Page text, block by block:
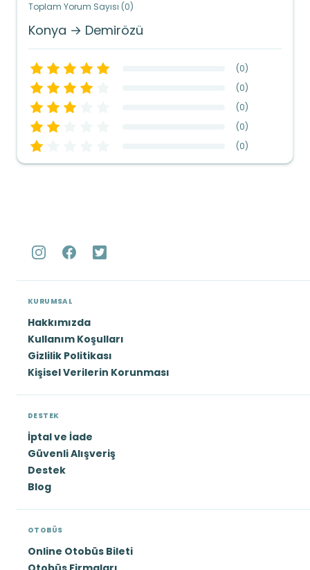
Toplam Yorum Sayısı (0)
Konya → Demirözü
(0)
(0)
(0)
(0)
(0)
KURUMSAL
Hakkımızda
Kullanım Koşulları
Gizlilik Politikası
Kişisel Verilerin Korunması
DESTEK
İptal ve İade
Güvenli Alışveriş
Destek
Blog
OTOBÜS
Online Otobüs Bileti